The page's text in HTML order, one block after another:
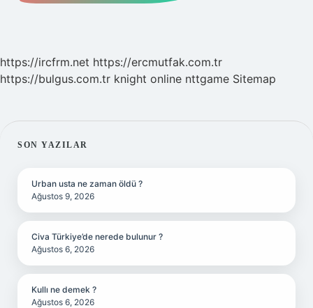
https://ircfrm.net https://ercmutfak.com.tr
https://bulgus.com.tr knight online nttgame Sitemap
SIDEBAR
SON YAZILAR
Urban usta ne zaman öldü ?
Ağustos 9, 2026
Civa Türkiye’de nerede bulunur ?
Ağustos 6, 2026
Kullı ne demek ?
Ağustos 6, 2026